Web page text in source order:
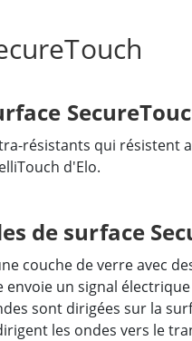
résistants qui résistent
d'Elo.
de surface
couche de verre avec
un signal
sont dirigées sur la
les ondes vers le